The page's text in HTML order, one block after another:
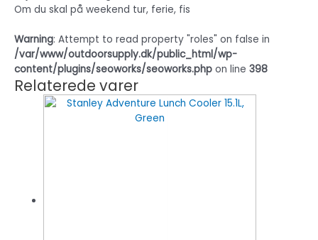
Om du skal på weekend tur, ferie, fis
Warning: Attempt to read property "roles" on false in
/var/www/outdoorsupply.dk/public_html/wp-
content/plugins/seoworks/seoworks.php on line 398
Relaterede varer